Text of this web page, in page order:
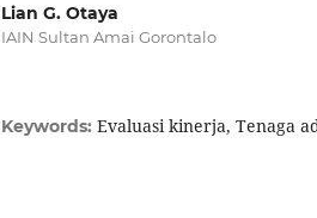
Lian G. Otaya
IAIN Sultan Amai Gorontalo
Keywords: Evaluasi kinerja, Tenaga